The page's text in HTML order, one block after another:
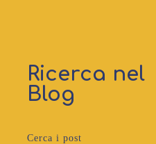
Ricerca nel
Blog
Cerca i post